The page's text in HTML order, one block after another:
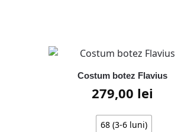
Costum botez Flavius
279,00 lei
68 (3-6 luni)